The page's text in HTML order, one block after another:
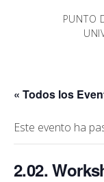
PUNTO
« Todos los
Este evento ha
2.02.